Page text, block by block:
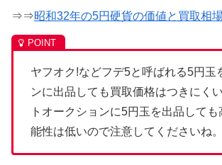
⇒⇒昭和32年の5円硬貨の価値と買取相
ヤフオク!などフデ5と呼ばれる5円玉
ンに出品しても買取価格はつきにく
トオークションに5円玉を出品して
能性は低いので注意してくださいね。